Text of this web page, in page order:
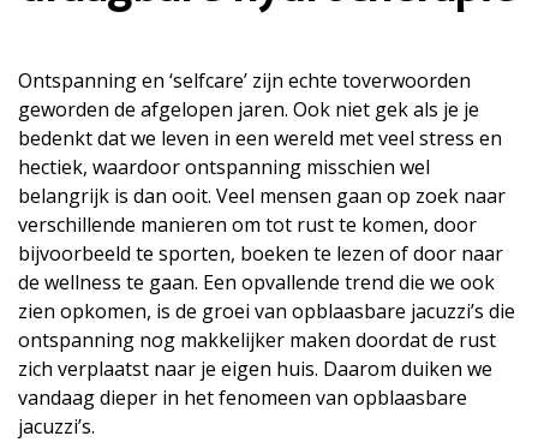
Ontspanning en ‘selfcare’ zijn echte toverwoorden
geworden de afgelopen jaren. Ook niet gek als je je
bedenkt dat we leven in een wereld met veel stress en
hectiek, waardoor ontspanning misschien wel
belangrijk is dan ooit. Veel mensen gaan op zoek naar
verschillende manieren om tot rust te komen, door
bijvoorbeeld te sporten, boeken te lezen of door naar
de wellness te gaan. Een opvallende trend die we ook
zien opkomen, is de groei van opblaasbare jacuzzi’s die
ontspanning nog makkelijker maken doordat de rust
zich verplaatst naar je eigen huis. Daarom duiken we
vandaag dieper in het fenomeen van opblaasbare
jacuzzi’s.